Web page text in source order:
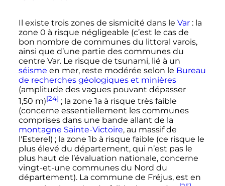
Il existe trois zones de sismicité dans le Var : la
zone 0 à risque négligeable (c’est le cas de
bon nombre de communes du littoral varois,
ainsi que d’une partie des communes du
centre Var. Le risque de tsunami, lié à un
séisme en mer, reste modérée selon le Bureau
de recherches géologiques et minières
(amplitude des vagues pouvant dépasser
1,50 m)[24] ; la zone 1a à risque très faible
(concerne essentiellement les communes
comprises dans une bande allant de la
montagne Sainte-Victoire, au massif de
l'Esterel) ; la zone 1b à risque faible (ce risque le
plus élevé du département, qui n’est pas le
plus haut de l’évaluation nationale, concerne
vingt-et-une communes du Nord du
département). La commune de Fréjus, est en